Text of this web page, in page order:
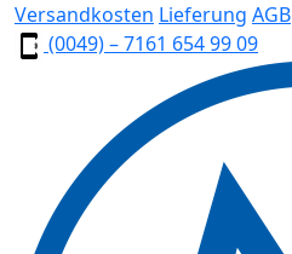
Versandkosten Lieferung AGB
(0049) – 7161 654 99 09